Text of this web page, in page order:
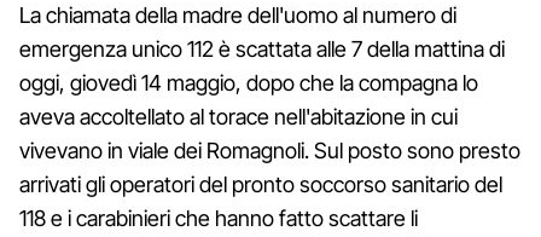
La chiamata della madre dell'uomo al numero di
emergenza unico 112 è scattata alle 7 della mattina di
oggi, giovedì 14 maggio, dopo che la compagna lo
aveva accoltellato al torace nell'abitazione in cui
vivevano in viale dei Romagnoli. Sul posto sono presto
arrivati gli operatori del pronto soccorso sanitario del
118 e i carabinieri che hanno fatto scattare li